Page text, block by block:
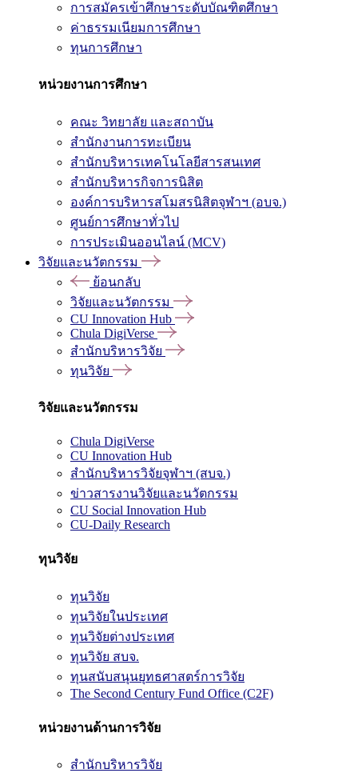
การสมัครเข้าศึกษาระดับบัณฑิตศึกษา
ค่าธรรมเนียมการศึกษา
ทุนการศึกษา
หน่วยงานการศึกษา
คณะ วิทยาลัย และสถาบัน
สำนักงานการทะเบียน
สำนักบริหารเทคโนโลยีสารสนเทศ
สำนักบริหารกิจการนิสิต
องค์การบริหารสโมสรนิสิตจุฬาฯ (อบจ.)
ศูนย์การศึกษาทั่วไป
การประเมินออนไลน์ (MCV)
วิจัยและนวัตกรรม
ย้อนกลับ
วิจัยและนวัตกรรม
CU Innovation Hub
Chula DigiVerse
สำนักบริหารวิจัย
ทุนวิจัย
วิจัยและนวัตกรรม
Chula DigiVerse
CU Innovation Hub
สำนักบริหารวิจัยจุฬาฯ (สบจ.)
ข่าวสารงานวิจัยและนวัตกรรม
CU Social Innovation Hub
CU-Daily Research
ทุนวิจัย
ทุนวิจัย
ทุนวิจัยในประเทศ
ทุนวิจัยต่างประเทศ
ทุนวิจัย สบจ.
ทุนสนับสนุนยุทธศาสตร์การวิจัย
The Second Century Fund Office (C2F)
หน่วยงานด้านการวิจัย
สำนักบริหารวิจัย